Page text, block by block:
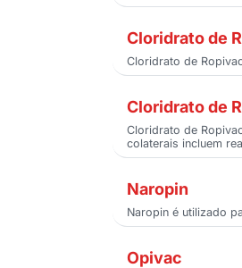
Cloridrato de
Cloridrato de
Cloridrato de
Cloridrato de
colaterais incluem
Naropin
Naropin é utilizado
Opivac